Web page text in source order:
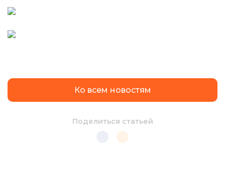
Ко всем новостям
Поделиться статьей